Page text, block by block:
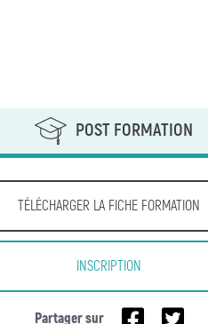
POST FORMATION
TÉLÉCHARGER LA FICHE FORMATION
INSCRIPTION
Partager sur